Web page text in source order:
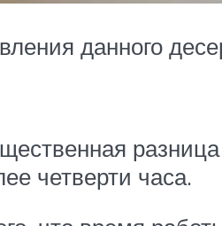
данного
четверти часа.